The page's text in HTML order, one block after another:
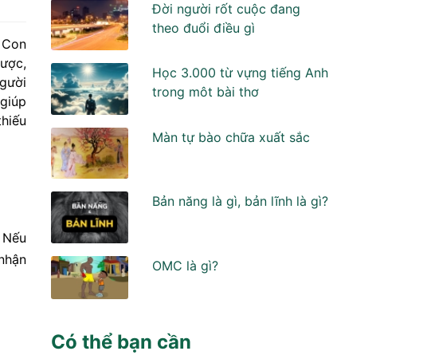
Đời người rốt cuộc đang
theo đuổi điều gì
Học 3.000 từ vựng tiếng Anh
trong môt bài thơ
Màn tự bào chữa xuất sắc
Bản năng là gì, bản lĩnh là gì?
OMC là gì?
Có thể bạn cần